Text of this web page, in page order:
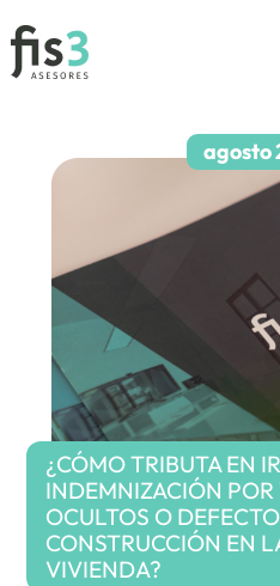
Buscar:
agosto
¿CÓMO TRIBUTA EN
INDEMNIZACIÓN POR
OCULTOS O
CONSTRUCCIÓN EN
VIVIENDA?